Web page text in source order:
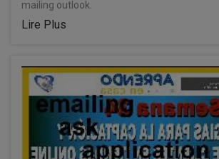
mailing outlook.
Lire Plus